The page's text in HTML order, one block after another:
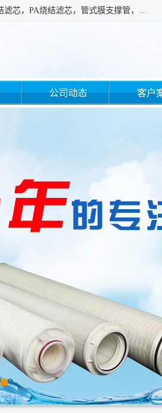
广州滤源过滤器材有限公司主营经营产品有：PTFE烧结滤芯、PE滤芯，烧结滤芯，PE烧结滤芯，PA烧结滤芯，管式膜支撑管，真空上料机滤芯，粉末烧结滤芯，止溢滤芯，吸头滤芯，湿化瓶滤芯、不锈钢烧结滤芯等。公司现拥有一批精干的管理人员和一支高素质的技术队伍，舒适优雅的办公环境和拥有全新现代化标准厂房。
公司动态 客户